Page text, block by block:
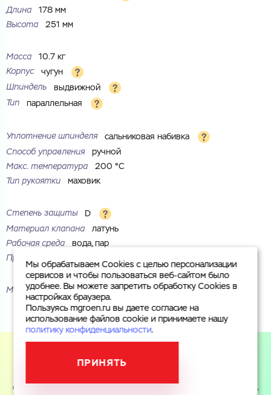
Cоглашаюсь на обработку
Файл с реквизитами огранизации (любой формат, макс. 20
Cоглашаюсь на обработку
Длина
178 мм
Высота
251 мм
Масса
10.7 кг
Корпус
чугун
Шпиндель
выдвижной
Тип
параллельная
Уплотнение шпинделя
сальниковая набивка
Способ управления
ручной
Макс. температура
200 °С
Тип рукоятки
маховик
Степень защиты
D
Материал клапана
латунь
Рабочая среда
вода, пар
Присоединение
Маркировка 30ч6бр
файлов cookie и принимаете
.
Мы обрабатываем Cookies с целью персонализации
сервисов и чтобы пользоваться веб-сайтом было
удобнее. Вы можете запретить обработку Cookies в
настройках браузера.
Пользуясь mgroen.ru вы даете согласие на
использование файлов cookie и принимаете нашу
политику конфиденциальности.
ПРИНЯТЬ